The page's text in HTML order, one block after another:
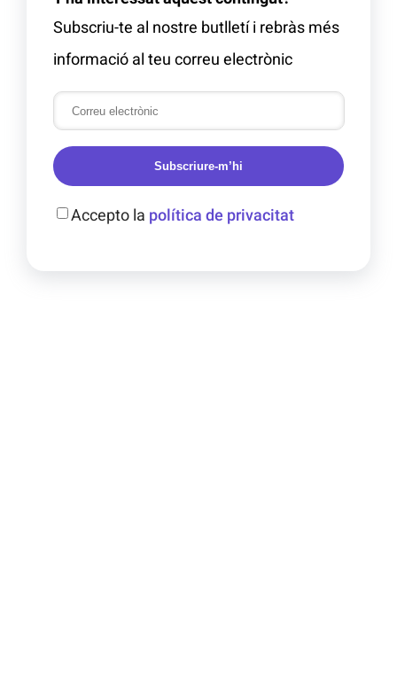
Subscriu-te al nostre butlletí i rebràs més
informació al teu correu electrònic
Subscriure-m’hi
Accepto la política de privacitat